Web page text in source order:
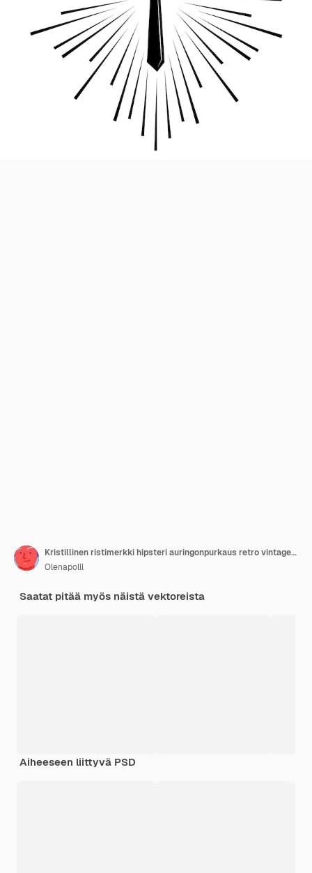
Kristillinen ristimerkki hipsteri auringonpurkaus retro vintage -suunnittelu Vektorikuva
Olenapolll
Saatat pitää myös näistä vektoreista
Aiheeseen liittyvä PSD